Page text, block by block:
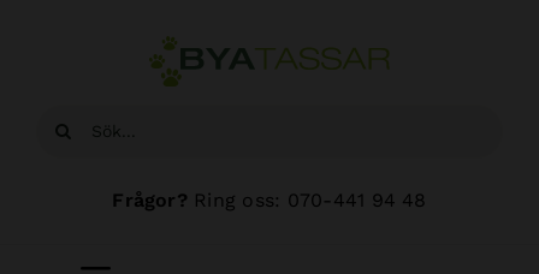
Sök
Frågor? Ring oss: 070-441 94 48